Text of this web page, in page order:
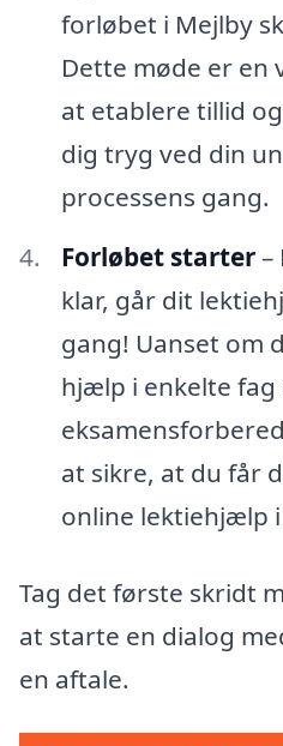
forløbet i Mejlby
Dette møde er en
at etablere tillid
dig tryg ved din
processens gang.
Forløbet starter–
klar, går dit
gang! Uanset om
hjælp i enkelte fag
at sikre, at du får
online lektiehjælp
Tag det første skridt
at starte en dialog
en aftale.